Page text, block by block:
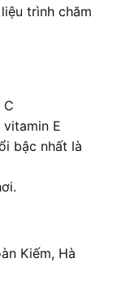
trình chăm
C
E
bậc nhất là
Kiếm, Hà